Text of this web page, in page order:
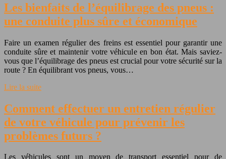
Les bienfaits de l’équilibrage des pneus :
une conduite plus sûre et économique
Faire un examen régulier des freins est essentiel pour garantir une
conduite sûre et maintenir votre véhicule en bon état. Mais saviez-
vous que l’équilibrage des pneus est crucial pour votre sécurité sur la
route ? En équilibrant vos pneus, vous…
Lire la suite
Comment effectuer un entretien régulier
de votre véhicule pour prévenir les
problèmes futurs ?
Les véhicules sont un moyen de transport essentiel pour de